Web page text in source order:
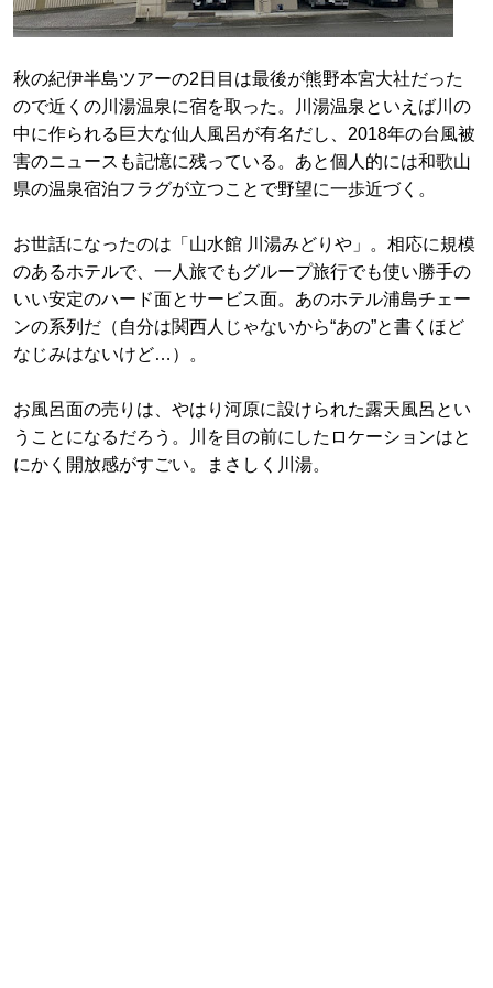
秋の紀伊半島ツアーの2日目は最後が熊野本宮大社だった
ので近くの川湯温泉に宿を取った。川湯温泉といえば川の
中に作られる巨大な仙人風呂が有名だし、2018年の台風被
害のニュースも記憶に残っている。あと個人的には和歌山
県の温泉宿泊フラグが立つことで野望に一歩近づく。
お世話になったのは「山水館 川湯みどりや」。相応に規模
のあるホテルで、一人旅でもグループ旅行でも使い勝手の
いい安定のハード面とサービス面。あのホテル浦島チェー
ンの系列だ（自分は関西人じゃないから“あの”と書くほど
なじみはないけど…）。
お風呂面の売りは、やはり河原に設けられた露天風呂とい
うことになるだろう。川を目の前にしたロケーションはと
にかく開放感がすごい。まさしく川湯。